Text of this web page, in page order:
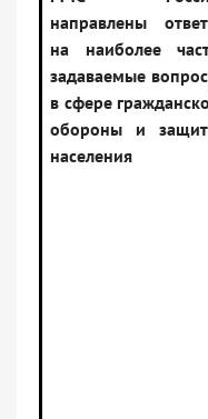
направлены
на наиболее
задаваемые
в сфере
обороны и
населения